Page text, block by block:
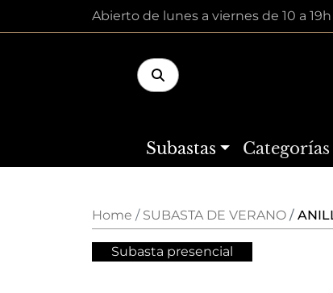
Abierto de lunes a viernes de 10 a 19h
Subastas Categorías
Home SUBASTA DE VERANO
Subasta presencial